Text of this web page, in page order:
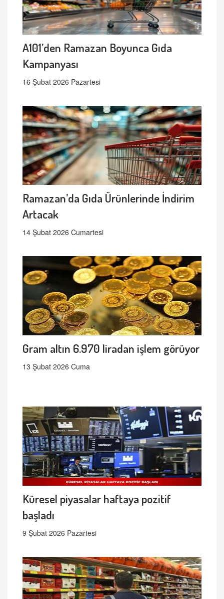
A101’den Ramazan Boyunca Gıda
Kampanyası
16 Şubat 2026 Pazartesi
Ramazan’da Gıda Ürünlerinde İndirim
Artacak
14 Şubat 2026 Cumartesi
Gram altın 6.970 liradan işlem görüyor
13 Şubat 2026 Cuma
Küresel piyasalar haftaya pozitif
başladı
9 Şubat 2026 Pazartesi